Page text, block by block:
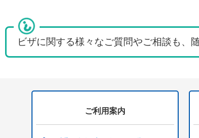
ビザに関する様々なご質問やご相談も、
ご利用案内